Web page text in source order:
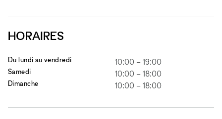
HORAIRES
Du lundi au vendredi 10:00 – 19:00
Samedi 10:00 – 18:00
Dimanche 10:00 – 18:00